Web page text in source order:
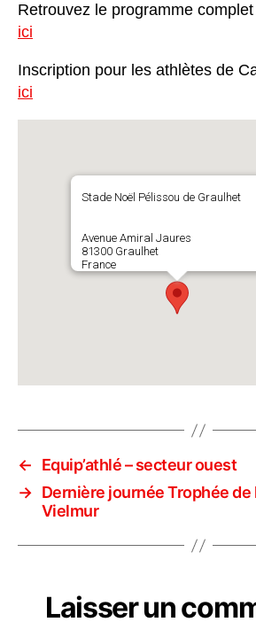
Retrouvez le programme
ici
Inscription pour les athlètes de
ici
Stade Noël Pélissou de Graulhet
Avenue Amiral Jaures
81300 Graulhet
France
←
Equip’athlé – secteur ouest
→ Dernière journée Trophée de
Vielmur
Laisser un